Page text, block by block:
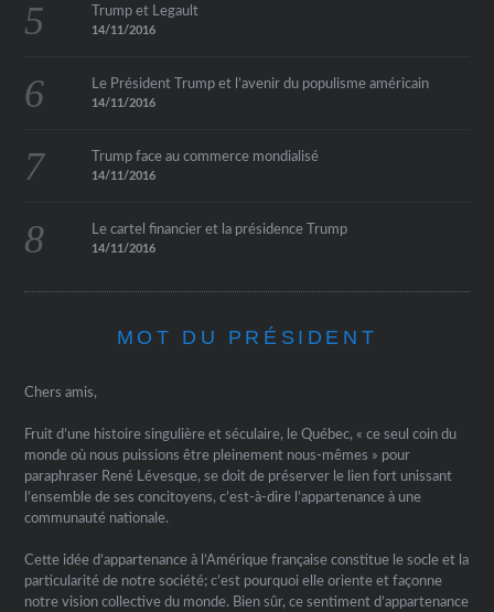
Trump et Legault
14/11/2016
Le Président Trump et l’avenir du populisme américain
14/11/2016
Trump face au commerce mondialisé
14/11/2016
Le cartel financier et la présidence Trump
14/11/2016
MOT DU PRÉSIDENT
Chers amis,
Fruit d’une histoire singulière et séculaire, le Québec, « ce seul coin du
monde où nous puissions être pleinement nous-mêmes » pour
paraphraser René Lévesque, se doit de préserver le lien fort unissant
l’ensemble de ses concitoyens, c’est-à-dire l’appartenance à une
communauté nationale.
Cette idée d’appartenance à l’Amérique française constitue le socle et la
particularité de notre société; c’est pourquoi elle oriente et façonne
notre vision collective du monde. Bien sûr, ce sentiment d’appartenance